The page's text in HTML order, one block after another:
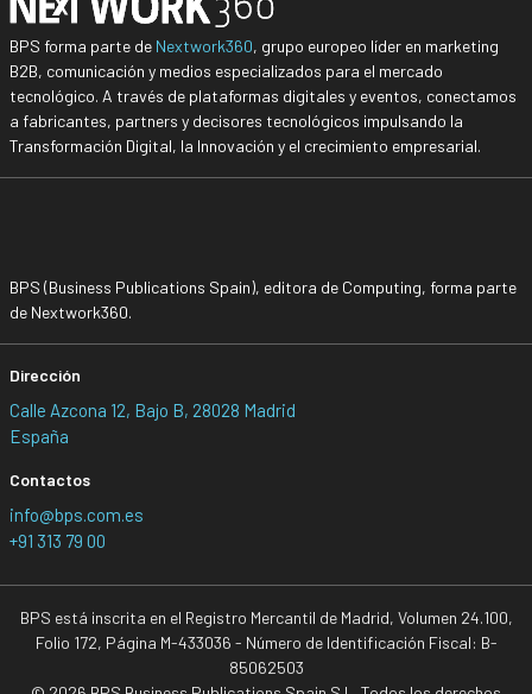
BPS forma parte de Nextwork360, grupo europeo líder en marketing
B2B, comunicación y medios especializados para el mercado
tecnológico. A través de plataformas digitales y eventos, conectamos
a fabricantes, partners y decisores tecnológicos impulsando la
Transformación Digital, la Innovación y el crecimiento empresarial.
BPS (Business Publications Spain), editora de Computing, forma parte
de Nextwork360.
Dirección
Calle Azcona 12, Bajo B, 28028 Madrid
España
Contactos
info@bps.com.es
+91 313 79 00
BPS está inscrita en el Registro Mercantil de Madrid, Volumen 24.100,
Folio 172, Página M-433036 - Número de Identificación Fiscal: B-
85062503